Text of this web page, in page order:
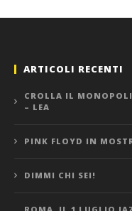
ARTICOLI RECENTI
CROLLA IL
– LEA
PINK FLOYD IN
DIMMI CHI SEI!